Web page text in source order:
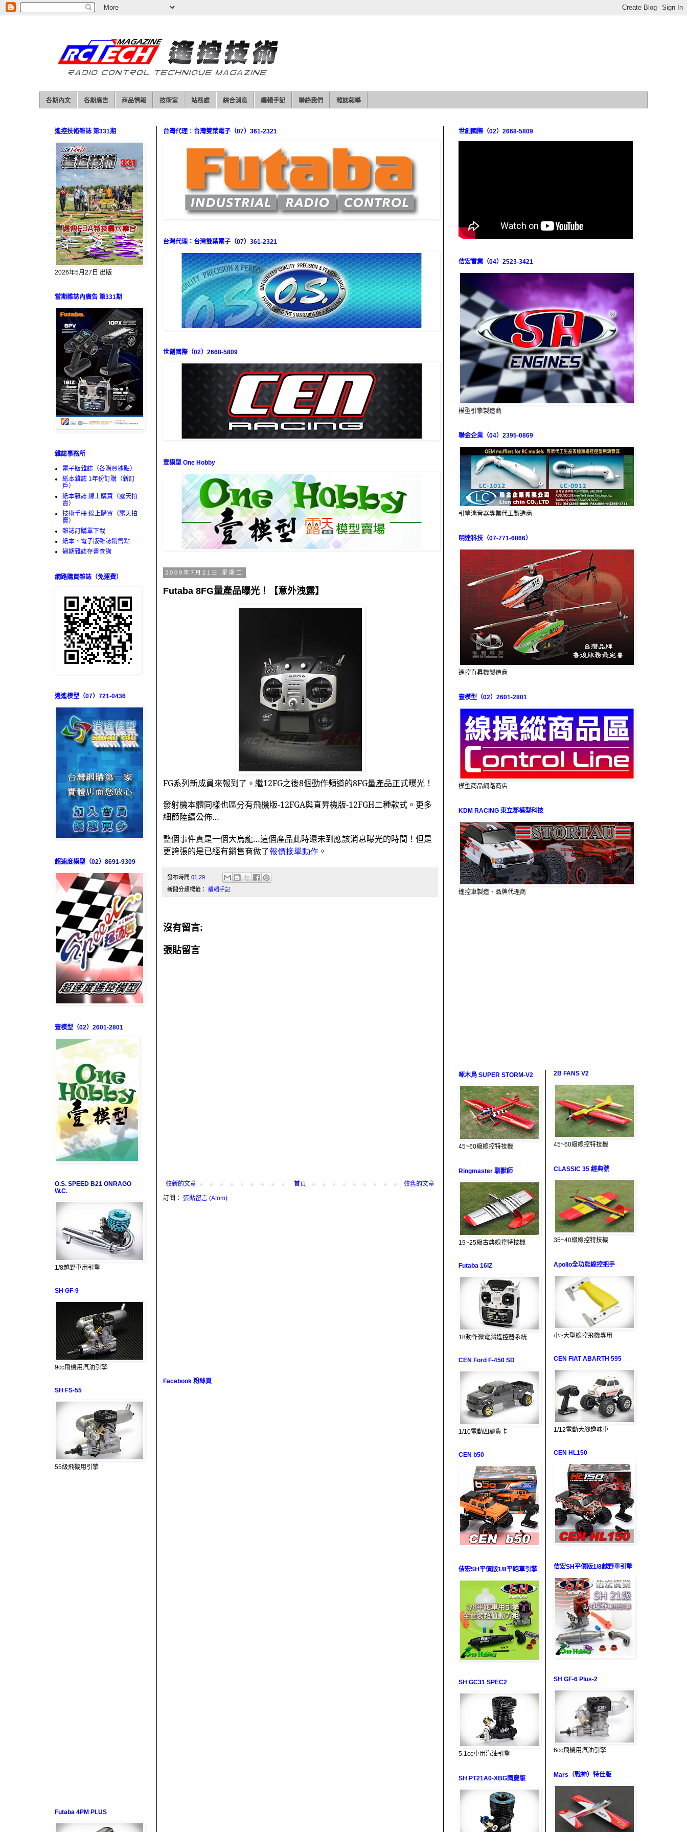
各期內文 各期廣告 商品情報 技術室 站務處 綜合消息 編輯手記 聯絡我們 雜誌報導
台灣代理：台灣雙葉電子（07）361-2321
台灣代理：台灣雙葉電子（07）361-2321
世創國際（02）2668-5809
壹模型 One Hobby
2009年7月21日 星期二
Futaba 8FG量產品曝光！【意外洩露】
FG系列新成員來報到了。繼12FG之後8個動作頻道的8FG量產品正式曝光！
發射機本體同樣也區分有飛機版-12FGA與直昇機版-12FGH二種款式。更多
細節陸續公佈…
整個事件真是一個大烏龍…這個產品此時還未到應該消息曝光的時間！但是
更誇張的是已經有銷售商做了報價接單動作 。
發布時間 01:29
新聞分類標籤： 編輯手記
沒有留言:
張貼留言
較新的文章 較舊的文章
首頁
訂閱： 張貼留言 (Atom)
Facebook 粉絲頁
遙控技術雜誌 第331期
2026年5月27日 出版
當期雜誌內廣告 第331期
雜誌事務所
電子版雜誌（各購買據點）
紙本雜誌 1年份訂購（新訂
戶）
紙本雜誌 線上購買（露天拍
賣）
技術手冊 線上購買（露天拍
賣）
雜誌訂購單下載
紙本、電子版雜誌銷售點
過期雜誌存書查詢
網路購買雜誌（免運費）
逍遙模型（07）721-0436
超速度模型（02）8691-9309
壹模型（02）2601-2801
O.S. SPEED B21 ONRAGO
W.C.
1/8越野車用引擎
SH GF-9
9cc飛機用汽油引擎
SH FS-55
55級飛機用引擎
Futaba 4PM PLUS
世創國際（02）2668-5809
佶宏實業（04）2523-3421
模型引擎製造商
聯金企業（04）2395-0869
引擎消音器專業代工製造商
明達科技（07-771-6866）
遙控直昇機製造商
壹模型（02）2601-2801
模型商品網路商店
KDM RACING 東立郡模型科技
遙控車製造、品牌代理商
啄木鳥 SUPER STORM-V2
45~60級線控特技機
Ringmaster 馴獸師
19~25級古典線控特技機
Futaba 16IZ
18動作微電腦遙控器系統
CEN Ford F-450 SD
1/10電動四驅貨卡
CEN b50
佶宏SH平價版1/8平跑車引擎
SH GC31 SPEC2
5.1cc車用汽油引擎
SH PT21A0-XBG國慶版
2B FANS V2
45~60級線控特技機
CLASSIC 35 經典號
35~40級線控特技機
Apollo全功能線控把手
小~大型線控飛機專用
CEN FIAT ABARTH 595
1/12電動大腳趣味車
CEN HL150
佶宏SH平價版1/8越野車引擎
SH GF-6 Plus-2
6cc飛機用汽油引擎
Mars（戰神）特仕版